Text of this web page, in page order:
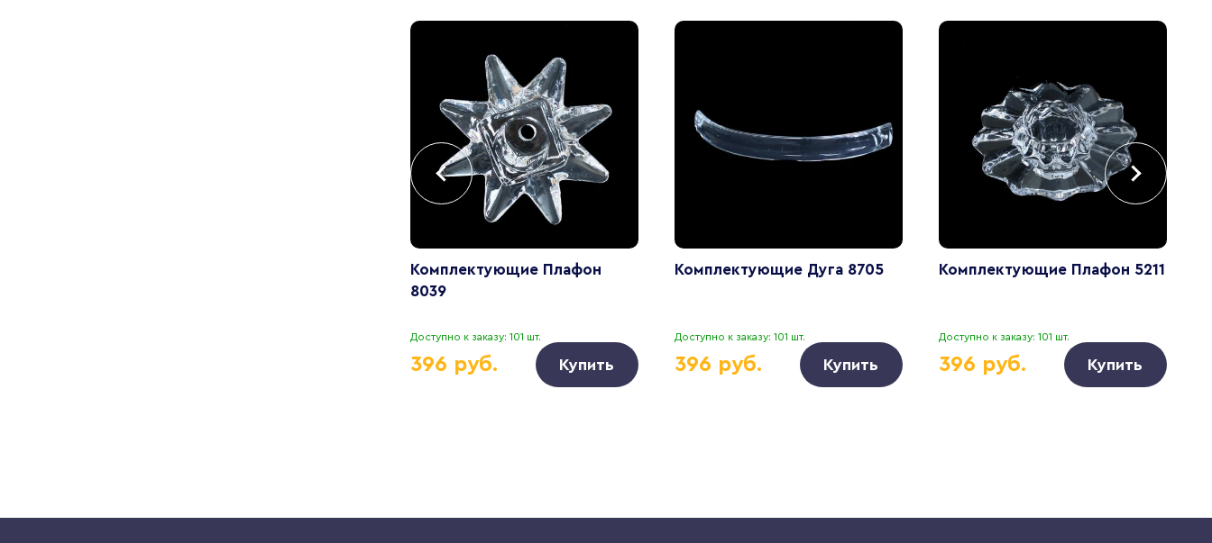
Комплектующие Плафон
8039
Доступно к заказу: 101 шт.
396 руб. Купить
Комплектующие Дуга 8705
Доступно к заказу: 101 шт.
396 руб. Купить
Комплектующие Плафон 5211
Доступно к заказу: 101 шт.
396 руб. Купить